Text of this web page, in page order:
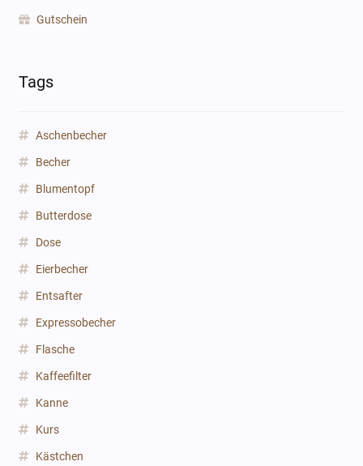
Gutschein
Tags
Aschenbecher
Becher
Blumentopf
Butterdose
Dose
Eierbecher
Entsafter
Expressobecher
Flasche
Kaffeefilter
Kanne
Kurs
Kästchen